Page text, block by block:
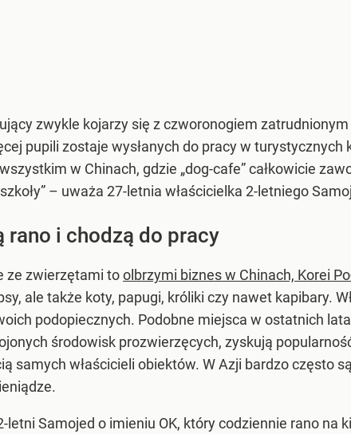
zwykle kojarzy się z czworonogiem
pupili zostaje wysłanych do pracy w
w Chinach, gdzie „dog-cafe” całkowicie
– uważa 27-letnia właścicielka 2-letniego
rano i chodzą do pracy
ze zwierzętami toolbrzymi biznes w Chinach, Korei
ale także koty, papugi, króliki czy nawet kapibary.
podopiecznych. Podobne miejsca w ostatnich
środowisk prozwierzęcych, zyskują
samych właścicieli obiektów. W Azji bardzo często
letni Samojed o imieniu OK, który codziennie rano na